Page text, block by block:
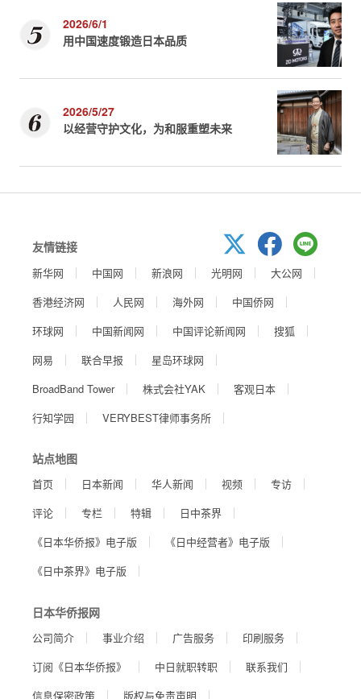
2026/6/1
用中国速度锻造日本品质
2026/5/27
以经营守护文化，为和服重塑未来
友情链接
新华网 中国网 新浪网 光明网
大公网
香港经济网
人民网 海外网
中国侨网
环球网
中国新闻网 中国评论新闻网
搜狐
网易
联合早报
星岛环球网
BroadBand Tower
株式会社YAK
客观日本
行知学园
VERYBEST律师事务所
站点地图
首页 日本新闻 华人新闻 视频
专访
评论
专栏 特辑
日中茶界
《日本华侨报》电子版
《日中经营者》电子版
《日中茶界》电子版
日本华侨报网
公司简介 事业介绍 广告服务
印刷服务
订阅《日本华侨报》
中日就职转职
联系我们
信息保密政策
版权与免责声明